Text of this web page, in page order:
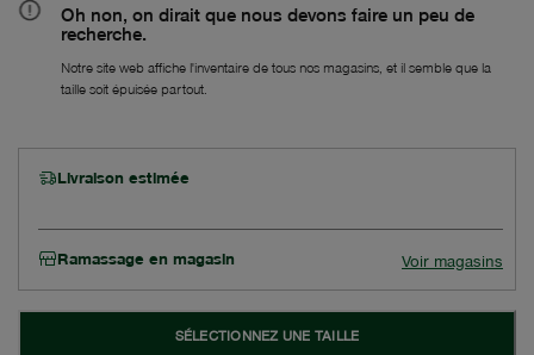
Oh non, on dirait que nous devons faire un peu de
recherche.
Notre site web affiche l'inventaire de tous nos magasins, et il semble que la
taille soit épuisée partout.
Livraison estimée
Ramassage en magasin Voir magasins
SÉLECTIONNEZ UNE TAILLE